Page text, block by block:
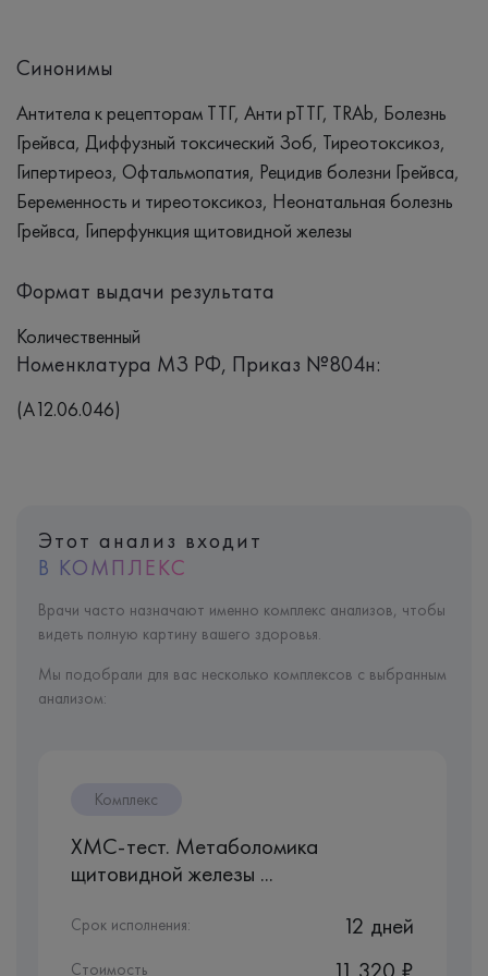
Синонимы
Антитела к рецепторам ТТГ, Анти рТТГ, TRAb, Болезнь
Грейвса, Диффузный токсический Зоб, Тиреотоксикоз,
Гипертиреоз, Офтальмопатия, Рецидив болезни Грейвса,
Беременность и тиреотоксикоз, Неонатальная болезнь
Грейвса, Гиперфункция щитовидной железы
Формат выдачи результата
Количественный
Номенклатура МЗ РФ, Приказ №804н:
(A12.06.046)
Этот анализ входит
В КОМПЛЕКС
Врачи часто назначают именно комплекс анализов, чтобы
видеть полную картину вашего здоровья.
Мы подобрали для вас несколько комплексов с выбранным
анализом:
Комплекс
ХМС-тест. Метаболомика
щитовидной железы ...
Срок исполнения: 12 дней
Стоимость 11 320 ₽